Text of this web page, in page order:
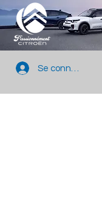
Se connecter